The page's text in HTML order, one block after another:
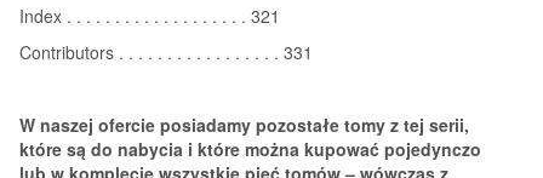
Index . . . . . . . . . . . . . . . . . . . 321
Contributors . . . . . . . . . . . . . . . . . 331
W naszej ofercie posiadamy pozostałe tomy z tej serii,
które są do nabycia i które można kupować pojedynczo
lub w komplecie wszystkie pięć tomów – wówczas z